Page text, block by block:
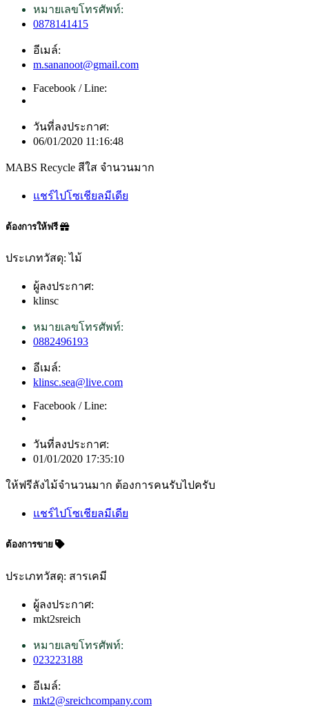
หมายเลขโทรศัพท์:
0878141415
อีเมล์:
m.sananoot@gmail.com
Facebook / Line:
วันที่ลงประกาศ:
06/01/2020 11:16:48
MABS Recycle สีใส จำนวนมาก
แชร์ไปโซเชียลมีเดีย
ต้องการให้ฟรี
ประเภทวัสดุ: ไม้
ผู้ลงประกาศ:
klinsc
หมายเลขโทรศัพท์:
0882496193
อีเมล์:
klinsc.sea@live.com
Facebook / Line:
วันที่ลงประกาศ:
01/01/2020 17:35:10
ให้ฟรีลังไม้จำนวนมาก ต้องการคนรับไปครับ
แชร์ไปโซเชียลมีเดีย
ต้องการขาย
ประเภทวัสดุ: สารเคมี
ผู้ลงประกาศ:
mkt2sreich
หมายเลขโทรศัพท์:
023223188
อีเมล์:
mkt2@sreichcompany.com